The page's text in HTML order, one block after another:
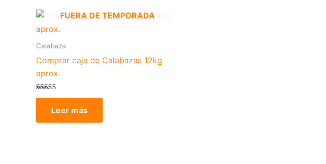
FUERA DE TEMPORADA
Calabaza
Comprar caja de Calabazas 12kg
aprox.
Valorado con
Leer más